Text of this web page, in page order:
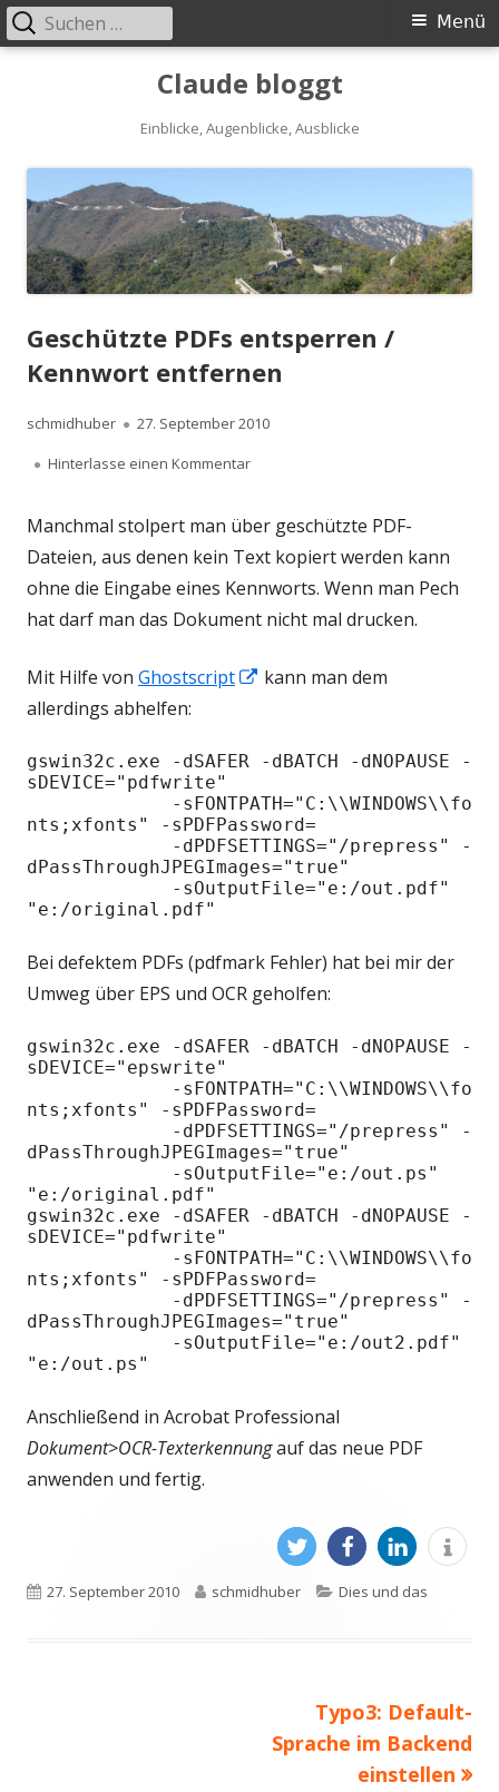
Claude bloggt
Einblicke, Augenblicke, Ausblicke
Primäres
Menü
Suchen
nach:
Geschützte PDFs entsperren /
Kennwort entfernen
Autor
schmidhuber
Veröffentlicht
am
27. September 2010
Hinterlasse einen Kommentar
Manchmal stolpert man über geschützte PDF-
Dateien, aus denen kein Text kopiert werden kann
ohne die Eingabe eines Kennworts. Wenn man Pech
hat darf man das Dokument nicht mal drucken.
Mit Hilfe von Ghostscript
In
öffnen
kann man dem
allerdings abhelfen:
gswin32c.exe -dSAFER -dBATCH -dNOPAUSE -
sDEVICE="pdfwrite"
-sFONTPATH="C:\\WINDOWS\\fo
nts;xfonts" -sPDFPassword=
-dPDFSETTINGS="/prepress" -
dPassThroughJPEGImages="true"
-sOutputFile="e:/out.pdf"
"e:/original.pdf"
Bei defektem PDFs (pdfmark Fehler) hat bei mir der
Umweg über EPS und OCR geholfen:
gswin32c.exe -dSAFER -dBATCH -dNOPAUSE -
sDEVICE="epswrite"
-sFONTPATH="C:\\WINDOWS\\fo
nts;xfonts" -sPDFPassword=
-dPDFSETTINGS="/prepress" -
dPassThroughJPEGImages="true"
-sOutputFile="e:/out.ps"
"e:/original.pdf"
gswin32c.exe -dSAFER -dBATCH -dNOPAUSE -
sDEVICE="pdfwrite"
-sFONTPATH="C:\\WINDOWS\\fo
nts;xfonts" -sPDFPassword=
-dPDFSETTINGS="/prepress" -
dPassThroughJPEGImages="true"
-sOutputFile="e:/out2.pdf"
"e:/out.ps"
Anschließend in Acrobat Professional
Dokument>OCR-Texterkennungauf das neue PDF
anwenden und fertig.
In
In
Veröffentlicht
27. September 2010 Autor
schmidhuber Kategorien
Dies und das
Nächster
Beitrag
Typo3: Default-
Sprache im Backend
einstellen